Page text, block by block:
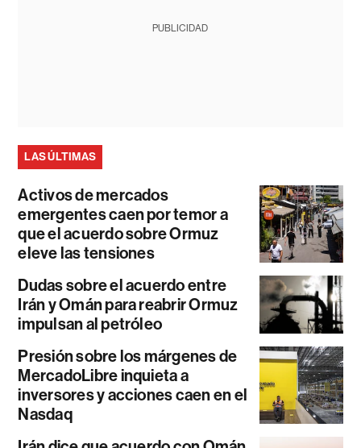
PUBLICIDAD
LAS ÚLTIMAS
Activos de mercados
emergentes caen por temor a
que el acuerdo sobre Ormuz
eleve las tensiones
Dudas sobre el acuerdo entre
Irán y Omán para reabrir Ormuz
impulsan al petróleo
Presión sobre los márgenes de
MercadoLibre inquieta a
inversores y acciones caen en el
Nasdaq